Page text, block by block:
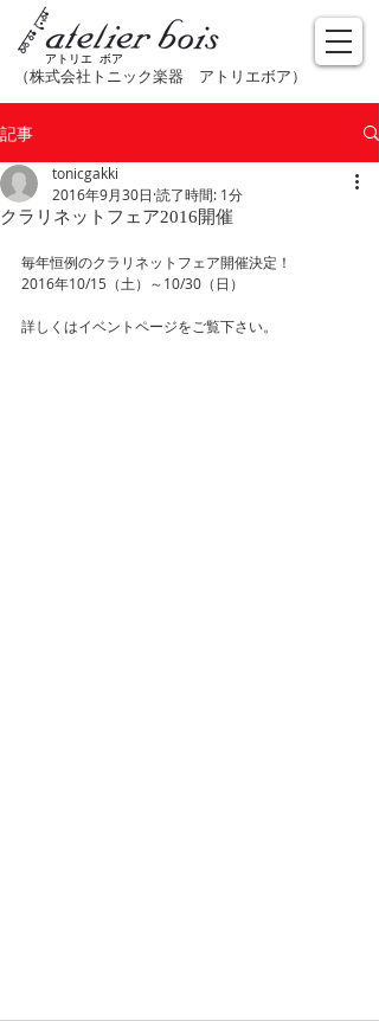
アトリエ ボア
（株式会社トニック楽器​ アトリエボア）
記事
クラリネットフェア2016開催
tonicgakki
2016年9月30日 読了時間: 1分
毎年恒例のクラリネットフェア開催決定！
2016年10/15（土）～10/30（日）
詳しくはイベントページをご覧下さい。